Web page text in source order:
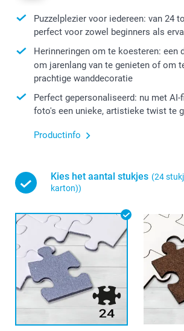
Puzzelplezier voor iedereen: van 24
perfect voor zowel beginners als
Herinneringen om te koesteren: een
om jarenlang van te genieten of om
prachtige wanddecoratie
Perfect gepersonaliseerd: nu met
foto's een unieke, artistieke twist te
Productinfo
Kies het aantal stukjes (24
karton))